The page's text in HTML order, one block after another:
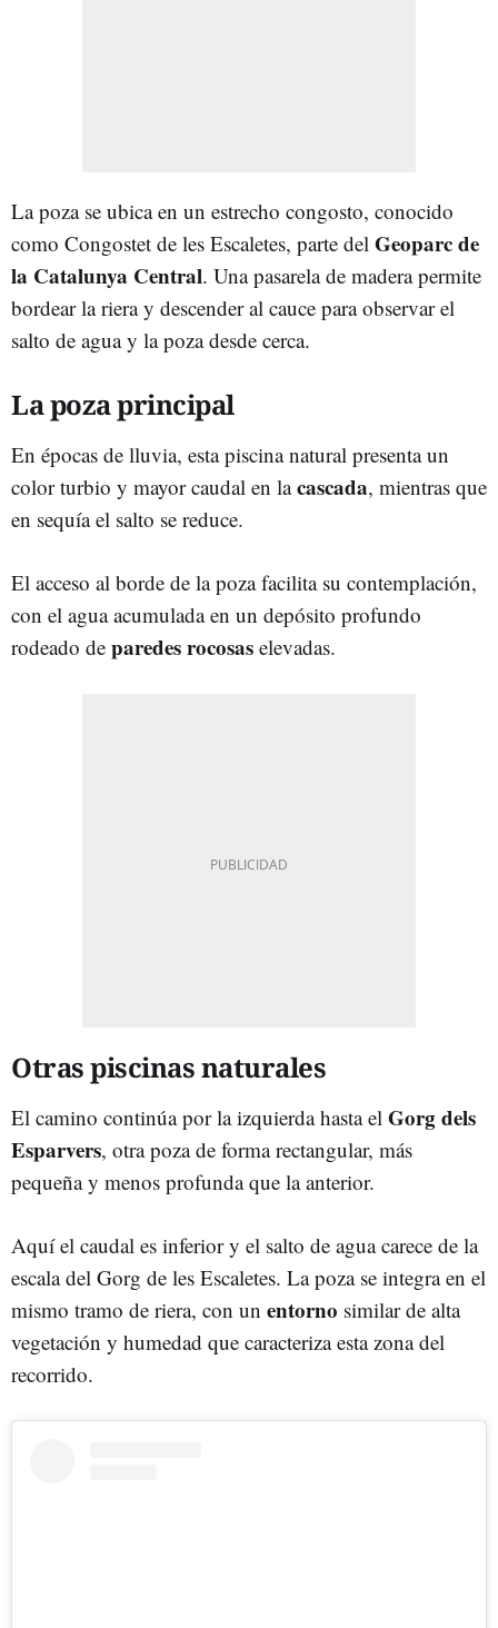
La poza se ubica en un estrecho congosto, conocido
como Congostet de les Escaletes, parte del Geoparc de
la Catalunya Central. Una pasarela de madera permite
bordear la riera y descender al cauce para observar el
salto de agua y la poza desde cerca.
La poza principal
En épocas de lluvia, esta piscina natural presenta un
color turbio y mayor caudal en lacascada, mientras que
en sequía el salto se reduce.
El acceso al borde de la poza facilita su contemplación,
con el agua acumulada en un depósito profundo
rodeado de paredes rocosas elevadas.
Otras piscinas naturales
El camino continúa por la izquierda hasta el Gorg dels
Esparvers, otra poza de forma rectangular, más
pequeña y menos profunda que la anterior.
Aquí el caudal es inferior y el salto de agua carece de la
escala del Gorg de les Escaletes. La poza se integra en el
mismo tramo de riera, con un entorno similar de alta
vegetación y humedad que caracteriza esta zona del
recorrido.